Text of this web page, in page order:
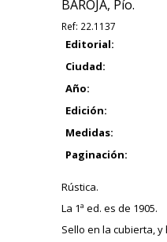
BAROJA, Pío.
Ref: 22.1137
Editorial:
Ciudad:
Año:
Edición:
Medidas:
Paginación:
Rústica.
La 1ª ed. es de 1905.
Sello en la cubierta,